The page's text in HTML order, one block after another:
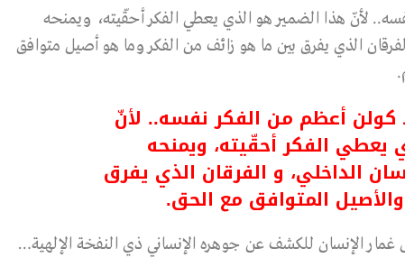
لأنّ هذا الضمير هو الذي يعطي الفكر أحقّيته، ويمنحه
الذي يفرق بين ما هو زائف من الفكر وما هو أصيل متوافق
كولن أعظم من الفكر نفسه.. لأنّ
يعطي الفكر أحقّيته، ويمنحه
الداخلي، و الفرقان الذي يفرق
المتوافق مع الحق.
الإنسان للكشف عن جوهره الإنساني ذي النفخة الإلهية…